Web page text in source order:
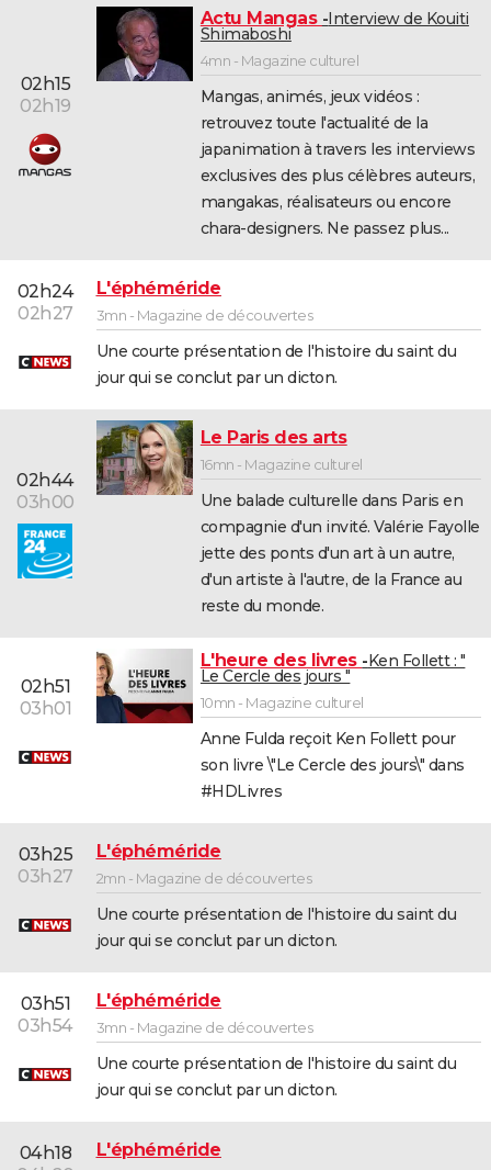
02h15
02h19
Actu Mangas Interview de Kouiti
Shimaboshi
4mn - Magazine culturel
Mangas, animés, jeux vidéos :
retrouvez toute l'actualité de la
japanimation à travers les interviews
exclusives des plus célèbres auteurs,
mangakas, réalisateurs ou encore
chara-designers. Ne passez plus...
02h24
02h27
L'éphéméride
3mn - Magazine de découvertes
Une courte présentation de l'histoire du saint du
jour qui se conclut par un dicton.
02h44
03h00
Le Paris des arts
16mn - Magazine culturel
Une balade culturelle dans Paris en
compagnie d'un invité. Valérie Fayolle
jette des ponts d'un art à un autre,
d'un artiste à l'autre, de la France au
reste du monde.
02h51
03h01
L'heure des livres Ken Follett : "
Le Cercle des jours "
10mn - Magazine culturel
Anne Fulda reçoit Ken Follett pour
son livre \"Le Cercle des jours\" dans
#HDLivres
03h25
03h27
L'éphéméride
2mn - Magazine de découvertes
Une courte présentation de l'histoire du saint du
jour qui se conclut par un dicton.
03h51
03h54
L'éphéméride
3mn - Magazine de découvertes
Une courte présentation de l'histoire du saint du
jour qui se conclut par un dicton.
04h18
L'éphéméride